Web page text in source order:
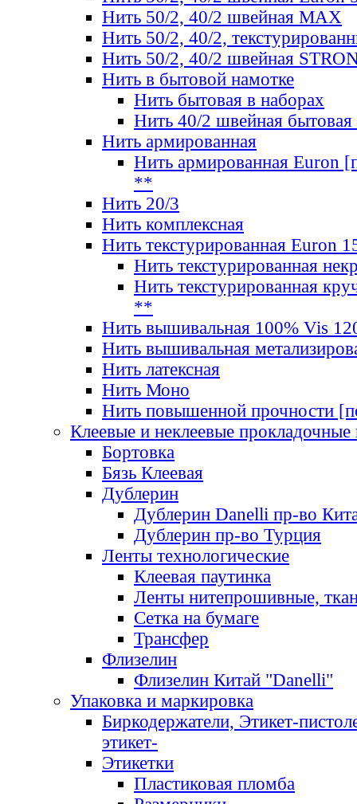
Нить 50/2, 40/2 швейная МАХ
Нить 50/2, 40/2,
Нить 50/2, 40/2 швейная
Нить в бытовой намотке
Нить бытовая в наборах
Нить 40/2 швейная бытовая
Нить армированная
Нить армированная Euron
**
Нить 20/3
Нить комплексная
Нить текстурированная Euron
Нить текстурированная
Нить текстурированная
**
Нить вышивальная 100% Vis
Нить вышивальная
Нить латексная
Нить Моно
Нить повышенной прочности
Клеевые и неклеевые прокладочные
Бортовка
Бязь Клеевая
Дублерин
Дублерин Danelli пр-во
Дублерин пр-во Турция
Ленты технологические
Клеевая паутинка
Ленты нитепрошивные,
Сетка на бумаге
Трансфер
Флизелин
Флизелин Китай "Danelli"
Упаковка и маркировка
Биркодержатели, Этикет-
этикет-
Этикетки
Пластиковая пломба